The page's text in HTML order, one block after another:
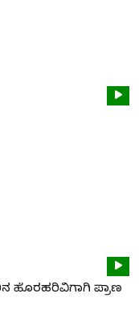
ಹೊರಹರಿವಿಗಾಗಿ ಪ್ರಾಣ